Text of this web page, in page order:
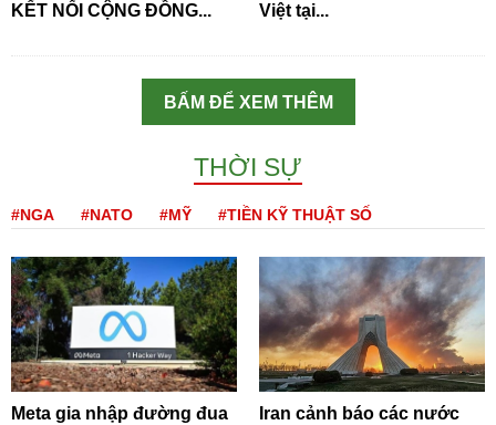
KẾT NỐI CỘNG ĐỒNG...
Việt tại...
BẤM ĐỂ XEM THÊM
THỜI SỰ
#NGA #NATO #MỸ #TIỀN KỸ THUẬT SỐ
Meta gia nhập đường đua
Iran cảnh báo các nước